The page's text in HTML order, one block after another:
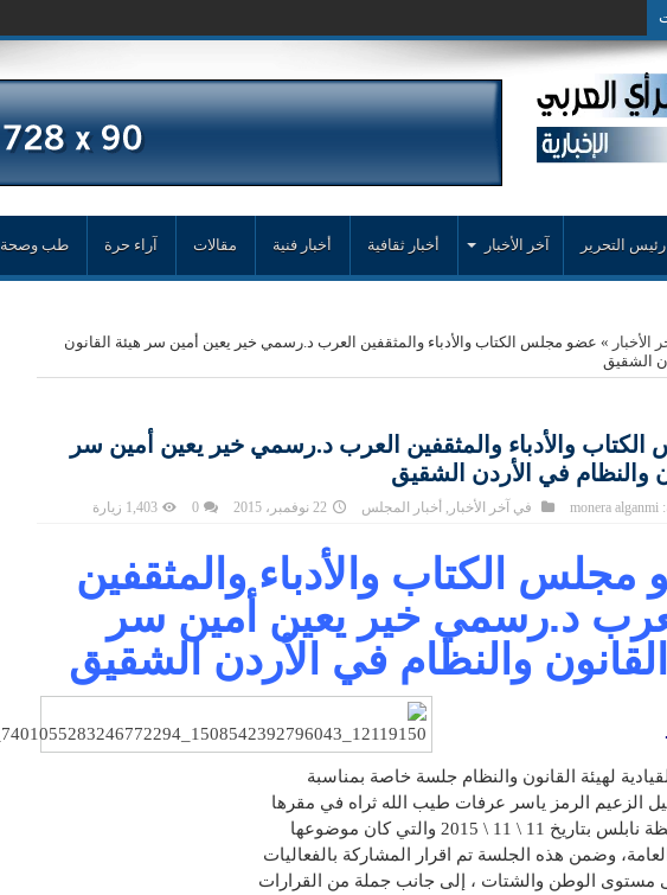
رئيس التحرير آخر الأخبار أخبار ثقافية أخبار فنية مقالات آراء حرة طب وصحة
الأخبار » عضو مجلس الكتاب والأدباء والمثقفين العرب د.رسمي خير يعين أمين سر هيئة القانون
الشقيق
والأدباء والمثقفين العرب د.رسمي خير يعين أمين سر
والنظام في الأردن الشقيق
monera alganmi في آخر الأخبار , أخبار المجلس 22 نوفمبر، 2015 0 1,403 زيارة
الكتاب والأدباء والمثقفين
د.رسمي خير يعين أمين سر
والنظام في الأردن الشقيق
لهيئة القانون والنظام جلسة خاصة بمناسبة
الزعيم الرمز ياسر عرفات طيب الله ثراه في مقرها
11 \ 11 \ 2015 والتي كان موضوعها
العامة، وضمن هذه الجلسة تم اقرار المشاركة بالفعاليات
مستوى الوطن والشتات ، إلى جانب جملة من القرارات